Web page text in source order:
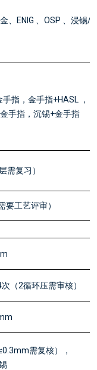
、ENIG 、OSP 、浸锡/
手指，金手指+HASL ，
手指，沉锡+金手指
需复习）
要工艺评审）
（2循环压需审核）
需复核），